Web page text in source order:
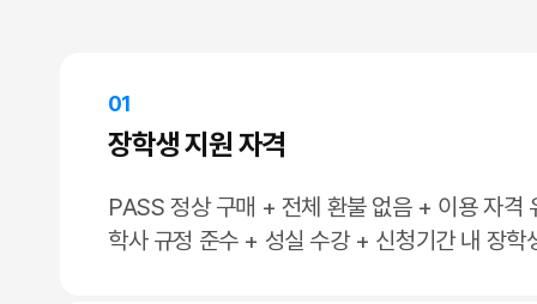
01
장학생 지원 자격
PASS 정상 구매 + 전체 환불 없음 + 이용 자격
학사 규정 준수 + 성실 수강 + 신청기간 내 장학